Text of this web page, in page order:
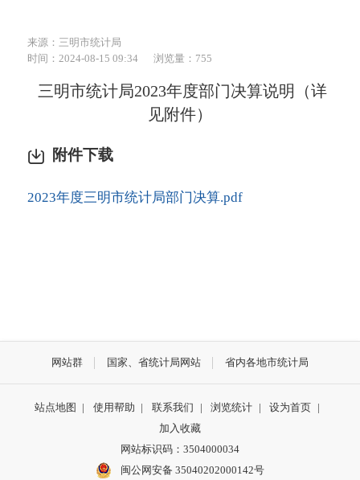
来源：三明市统计局
时间：2024-08-15 09:34
浏览量：755
三明市统计局2023年度部门决算说明（详
见附件）
附件下载
2023年度三明市统计局部门决算.pdf
网站群 国家、省统计局网站 省内各地市统计局
站点地图 | 使用帮助 | 联系我们 | 浏览统计 | 设为首页 |
加入收藏
网站标识码：3504000034
闽公网安备 35040202000142号